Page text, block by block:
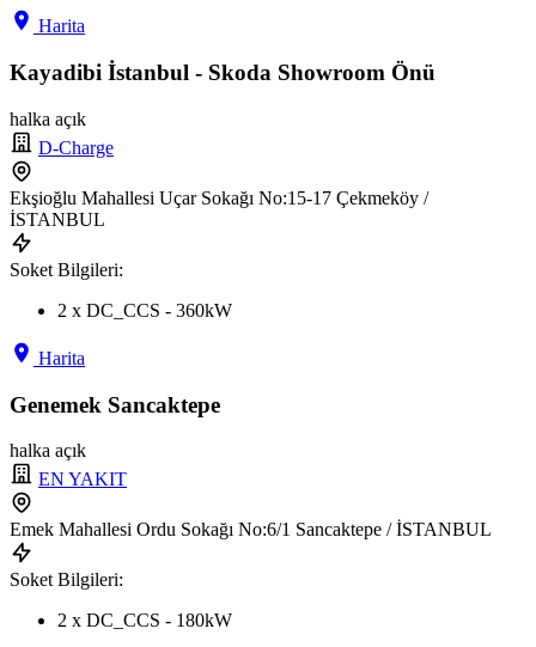
Harita
Kayadibi İstanbul - Skoda Showroom Önü
halka açık
D-Charge
Ekşioğlu Mahallesi Uçar Sokağı No:15-17 Çekmeköy /
İSTANBUL
Soket Bilgileri:
2 x DC_CCS - 360kW
Harita
Genemek Sancaktepe
halka açık
EN YAKIT
Emek Mahallesi Ordu Sokağı No:6/1 Sancaktepe / İSTANBUL
Soket Bilgileri:
2 x DC_CCS - 180kW